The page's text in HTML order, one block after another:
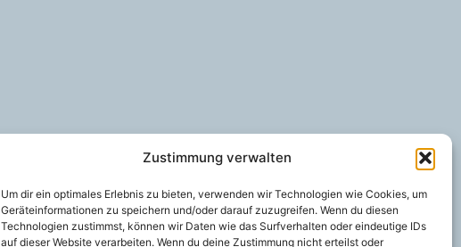
Zustimmung verwalten
Um dir ein optimales Erlebnis zu bieten, verwenden wir Technologien wie Cookies, um
Geräteinformationen zu speichern und/oder darauf zuzugreifen. Wenn du diesen
Technologien zustimmst, können wir Daten wie das Surfverhalten oder eindeutige IDs
auf dieser Website verarbeiten. Wenn du deine Zustimmung nicht erteilst oder